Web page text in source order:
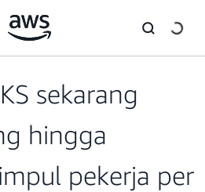
sekarang
hingga
pekerja per